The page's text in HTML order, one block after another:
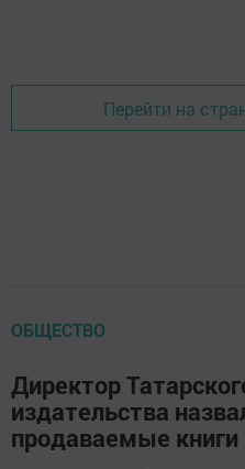
Перейти на
ОБЩЕСТВО
Директор
издательства
продаваемые книги